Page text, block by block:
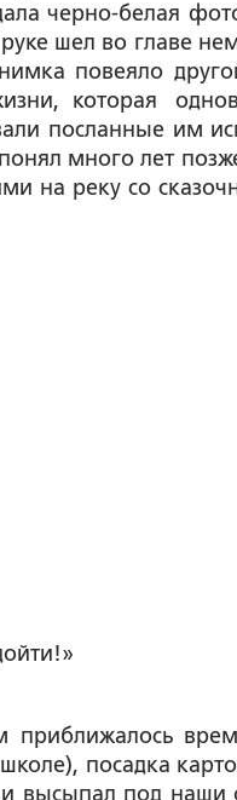
черно-белая
шел во главе
повеяло
которая
посланные им
много лет
на реку со
приближалось
посадка
высыпал под наши